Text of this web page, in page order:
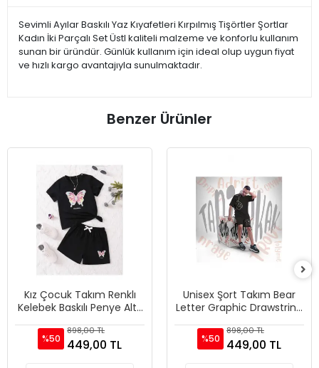
Sevimli Ayılar Baskılı Yaz Kıyafetleri Kırpılmış Tişörtler Şortlar
Kadın İki Parçalı Set Üstl kaliteli malzeme ve konforlu kullanım
sunan bir üründür. Günlük kullanım için ideal olup uygun fiyat
ve hızlı kargo avantajıyla sunulmaktadır.
Benzer Ürünler
Kız Çocuk Takım Renklı
Kelebek Baskılı Penye Alt-
%50
898,00 TL
449,00 TL
Unisex Şort Takım Bear
Letter Graphic Drawstring
%50
898,00 TL
449,00 TL